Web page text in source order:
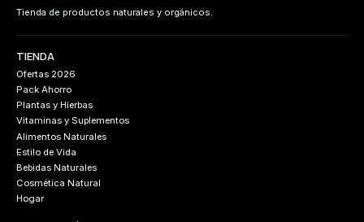
Tienda de productos naturales y orgánicos.
TIENDA
Ofertas 2026
Pack Ahorro
Plantas y Hierbas
Vitaminas y Suplementos
Alimentos Naturales
Estilo de Vida
Bebidas Naturales
Cosmética Natural
Hogar